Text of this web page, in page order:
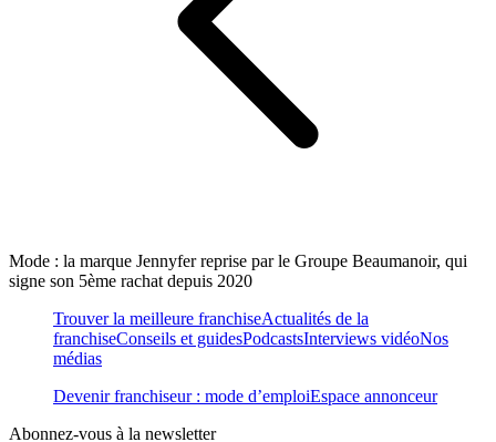
Mode : la marque Jennyfer reprise par le Groupe Beaumanoir, qui
signe son 5ème rachat depuis 2020
Trouver la meilleure franchiseActualités de la
franchiseConseils et guidesPodcastsInterviews vidéoNos
médias
Devenir franchiseur : mode d’emploiEspace annonceur
Abonnez-vous à la newsletter